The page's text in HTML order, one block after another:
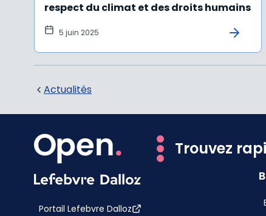
respect du climat et des droits humains
5 juin 2025
Actualités
Trouvez
Portail Lefebvre Dalloz